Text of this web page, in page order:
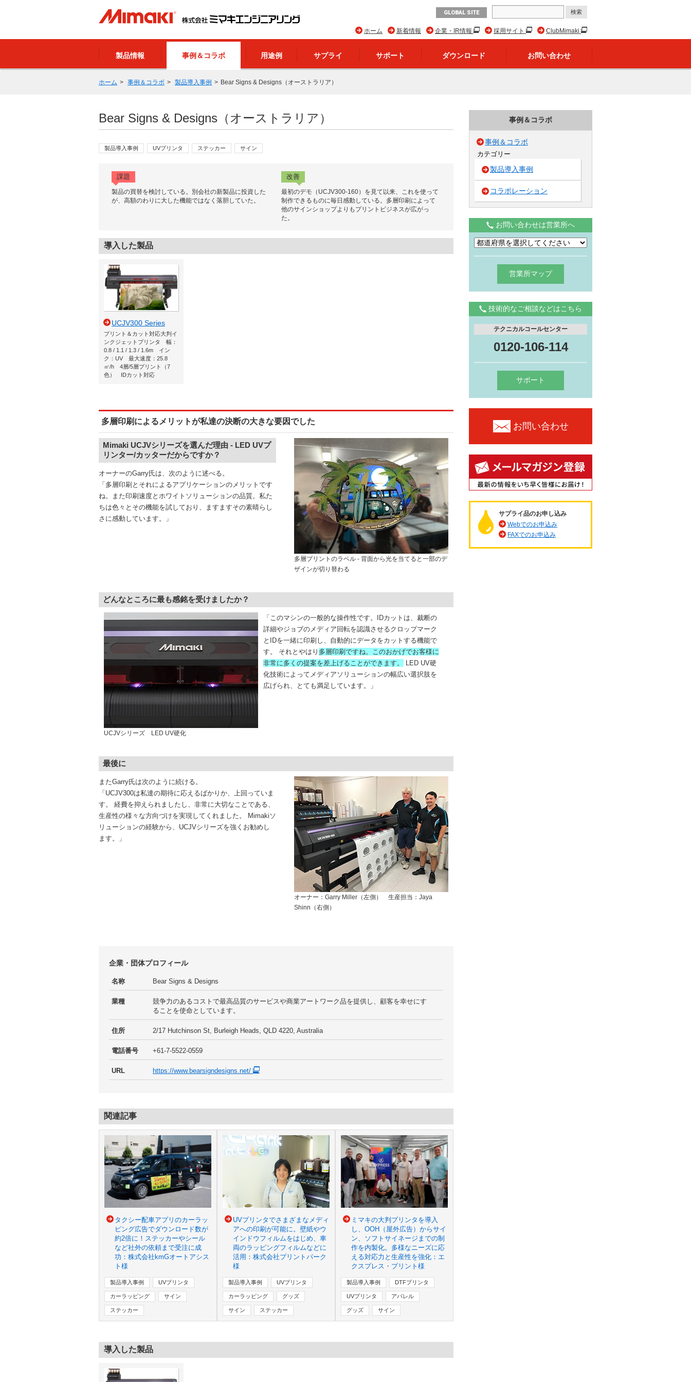
GLOBAL SITE
ClubMimaki
採用サイト
企業・IR情報
新着情報
ホーム
製品情報 事例＆コラボ 用途例 サプライ サポート ダウンロード お問い合わせ
ホーム 事例＆コラボ 製品導入事例 Bear Signs & Designs（オーストラリア）
Bear Signs & Designs（オーストラリア）
製品導入事例 UVプリンタ ステッカー サイン
課題 改善
製品の買替を検討している。別会社の新製品に投資した
が、高額のわりに大した機能ではなく落胆していた。
最初のデモ（UCJV300-160）を見て以来、これを使って
制作できるものに毎日感動している。多層印刷によって
他のサインショップよりもプリントビジネスが広がっ
た。
導入した製品
UCJV300 Series
プリント＆カット対応大判イ
ンクジェットプリンタ 幅：
0.8 / 1.1 / 1.3 / 1.6m イン
ク：UV 最大速度：25.8
㎡/h 4層/5層プリント（7
色） IDカット対応
多層印刷によるメリットが私達の決断の大きな要因でした
多層プリントのラベル - 背面から光を当てると一部のデ
ザインが切り替わる
Mimaki UCJVシリーズを選んだ理由 - LED UVプ
リンター/カッターだからですか？
オーナーのGarry氏は、次のように述べる。
「多層印刷とそれによるアプリケーションのメリットです
ね。また印刷速度とホワイトソリューションの品質。私た
ちは色々とその機能を試しており、ますますその素晴らし
さに感動しています。」
どんなところに最も感銘を受けましたか？
UCJVシリーズ LED UV硬化
「このマシンの一般的な操作性です。IDカットは、裁断の
詳細やジョブのメディア回転を認識させるクロップマーク
とIDを一緒に印刷し、自動的にデータをカットする機能で
す。 それとやはり 多層印刷ですね。このおかげでお客様に
非常に多くの提案を差上げることができます。
LED UV硬
化技術によってメディアソリューションの幅広い選択肢を
広げられ、とても満足しています。」
最後に
オーナー：Garry Miller（左側） 生産担当：Jaya
Shinn（右側）
またGarry氏は次のように続ける。
「UCJV300は私達の期待に応えるばかりか、上回っていま
す。 経費を抑えられましたし、非常に大切なことである、
生産性の様々な方向づけを実現してくれました。 Mimakiソ
リューションの経験から、UCJVシリーズを強くお勧めし
ます。」
企業・団体プロフィール
名称 Bear Signs & Designs
業種
競争力のあるコストで最高品質のサービスや商業アートワーク品を提供し、顧客を幸せにす
ることを使命としています。
住所 2/17 Hutchinson St, Burleigh Heads, QLD 4220, Australia
電話番号 +61-7-5522-0559
URL https://www.bearsigndesigns.net/
関連記事
タクシー配車アプリのカーラッ
ピング広告でダウンロード数が
約2倍に！ステッカーやシール
など社外の依頼まで受注に成
功：株式会社kmGオートアシス
ト様
製品導入事例 UVプリンタ
カーラッピング サイン
ステッカー
UVプリンタでさまざまなメディ
アへの印刷が可能に。壁紙やウ
インドウフィルムをはじめ、車
両のラッピングフィルムなどに
活用：株式会社プリントパーク
様
製品導入事例 UVプリンタ
カーラッピング グッズ
サイン ステッカー
ミマキの大判プリンタを導入
し、OOH（屋外広告）からサイ
ン、ソフトサイネージまでの制
作を内製化。多様なニーズに応
える対応力と生産性を強化：エ
クスプレス・プリント様
製品導入事例 DTFプリンタ
UVプリンタ アパレル
グッズ サイン
導入した製品
事例＆コラボ
事例＆コラボ
カテゴリー
製品導入事例
コラボレーション
お問い合わせは営業所へ
営業所マップ
技術的なご相談などはこちら
テクニカルコールセンター
0120-106-114
サポート
お問い合わせ
サプライ品のお申し込み
Webでのお申込み
FAXでのお申込み